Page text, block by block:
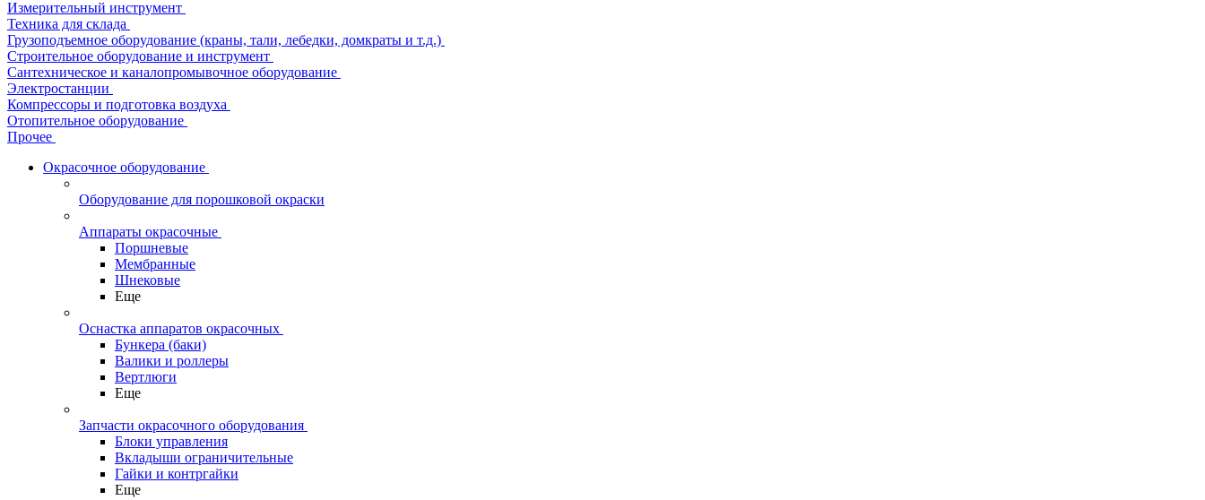
Измерительный инструмент
Техника для склада
Грузоподъемное оборудование (краны, тали, лебедки, домкраты и т.д.)
Строительное оборудование и инструмент
Сантехническое и каналопромывочное оборудование
Электростанции
Компрессоры и подготовка воздуха
Отопительное оборудование
Прочее
Окрасочное оборудование
Оборудование для порошковой окраски
Аппараты окрасочные
Поршневые
Мембранные
Шнековые
Еще
Оснастка аппаратов окрасочных
Бункера (баки)
Валики и роллеры
Вертлюги
Еще
Запчасти окрасочного оборудования
Блоки управления
Вкладыши ограничительные
Гайки и контргайки
Еще